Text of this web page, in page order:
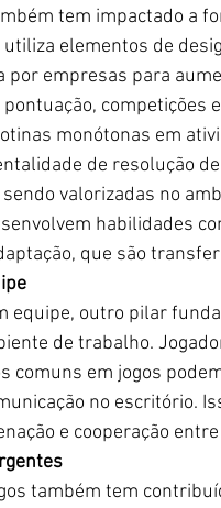
tem impactado a
utiliza elementos de
por empresas para
monótonas em
de resolução
valorizadas no
habilidades
que são
equipe, outro pilar
de trabalho.
comuns em jogos
no escritório.
e cooperação
também tem